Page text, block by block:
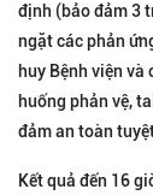
định (bảo đảm 3
ngặt các phản
huy Bệnh viện
huống phản vệ,
đảm an toàn
Kết quả đến 16